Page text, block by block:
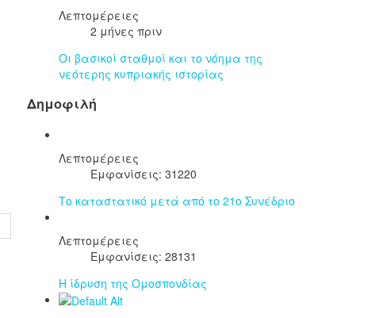
Λεπτομέρειες
2 μήνες πριν
Οι βασικοί σταθμοί και το νόημα της
νεότερης κυπριακής ιστορίας
Δημοφιλή
Λεπτομέρειες
Εμφανίσεις: 31220
Το καταστατικό μετά από το 21ο Συνέδριο
Λεπτομέρειες
Εμφανίσεις: 28131
Η ίδρυση της Ομοσπονδίας